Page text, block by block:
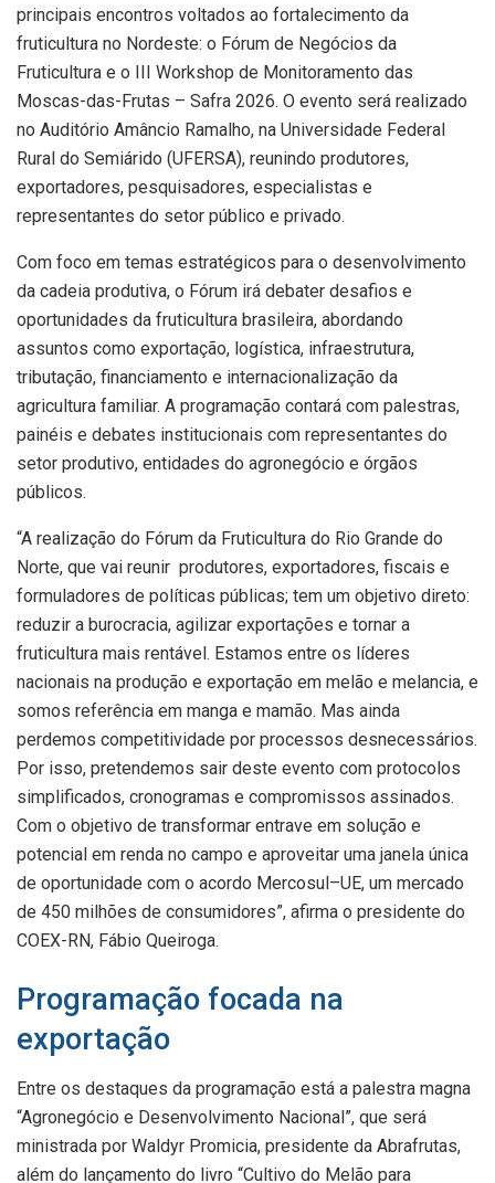
principais encontros voltados ao fortalecimento da
fruticultura no Nordeste: o Fórum de Negócios da
Fruticultura e o III Workshop de Monitoramento das
Moscas-das-Frutas – Safra 2026. O evento será realizado
no Auditório Amâncio Ramalho, na Universidade Federal
Rural do Semiárido (UFERSA), reunindo produtores,
exportadores, pesquisadores, especialistas e
representantes do setor público e privado.
Com foco em temas estratégicos para o desenvolvimento
da cadeia produtiva, o Fórum irá debater desafios e
oportunidades da fruticultura brasileira, abordando
assuntos como exportação, logística, infraestrutura,
tributação, financiamento e internacionalização da
agricultura familiar. A programação contará com palestras,
painéis e debates institucionais com representantes do
setor produtivo, entidades do agronegócio e órgãos
públicos.
“A realização do Fórum da Fruticultura do Rio Grande do
Norte, que vai reunir produtores, exportadores, fiscais e
formuladores de políticas públicas; tem um objetivo direto:
reduzir a burocracia, agilizar exportações e tornar a
fruticultura mais rentável. Estamos entre os líderes
nacionais na produção e exportação em melão e melancia, e
somos referência em manga e mamão. Mas ainda
perdemos competitividade por processos desnecessários.
Por isso, pretendemos sair deste evento com protocolos
simplificados, cronogramas e compromissos assinados.
Com o objetivo de transformar entrave em solução e
potencial em renda no campo e aproveitar uma janela única
de oportunidade com o acordo Mercosul–UE, um mercado
de 450 milhões de consumidores”, afirma o presidente do
COEX-RN, Fábio Queiroga.
Programação focada na
exportação
Entre os destaques da programação está a palestra magna
“Agronegócio e Desenvolvimento Nacional”, que será
ministrada por Waldyr Promicia, presidente da Abrafrutas,
além do lançamento do livro “Cultivo do Melão para